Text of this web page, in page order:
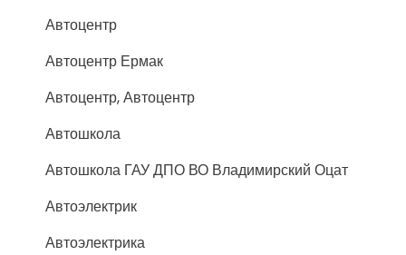
Автоцентр
Автоцентр Ермак
Автоцентр, Автоцентр
Автошкола
Автошкола ГАУ ДПО ВО Владимирский Оцат
Автоэлектрик
Автоэлектрика